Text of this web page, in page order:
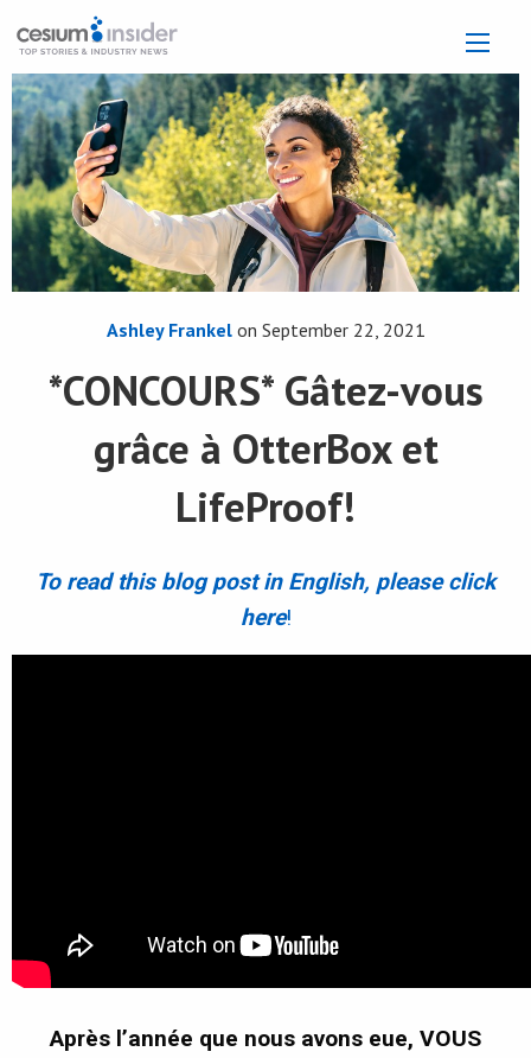
Ashley Frankelon September 22, 2021
*CONCOURS* Gâtez-vous
grâce à OtterBox et
LifeProof!
To read this blog post in English, please click
here!
Après l’année que nous avons eue, VOUS